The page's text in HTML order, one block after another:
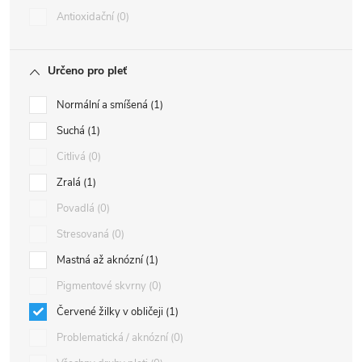
Antioxidační 0
Určeno pro pleť
Normální a smíšená 1
Suchá 1
Citlivá 0
Zralá 1
Povadlá 0
Stresovaná 0
Mastná až aknózní 1
Pigmentové skvrny 0
Červené žilky v obličeji 1
Problematická / aknózní 0